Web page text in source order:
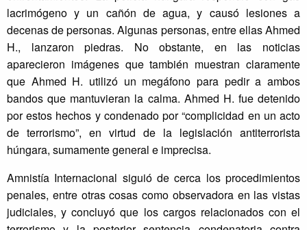
lacrimógeno y un cañón de agua, y causó lesiones a
decenas de personas. Algunas personas, entre ellas Ahmed
H., lanzaron piedras. No obstante, en las noticias
aparecieron imágenes que también muestran claramente
que Ahmed H. utilizó un megáfono para pedir a ambos
bandos que mantuvieran la calma. Ahmed H. fue detenido
por estos hechos y condenado por “complicidad en un acto
de terrorismo”, en virtud de la legislación antiterrorista
húngara, sumamente general e imprecisa.
Amnistía Internacional siguió de cerca los procedimientos
penales, entre otras cosas como observadora en las vistas
judiciales, y concluyó que los cargos relacionados con el